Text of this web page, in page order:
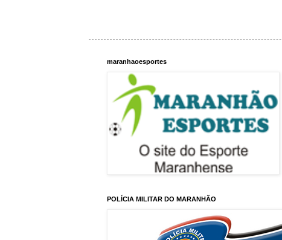
maranhaoesportes
POLÍCIA MILITAR DO MARANHÃO